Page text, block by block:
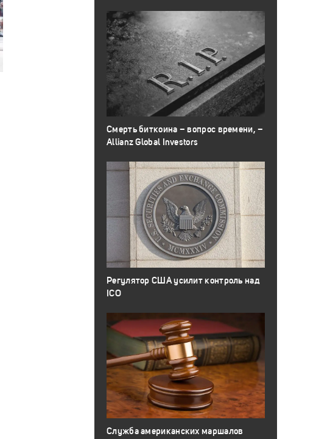
Смерть биткоина – вопрос времени, –
Allianz Global Investors
Регулятор США усилит контроль над
ICO
Служба американских маршалов